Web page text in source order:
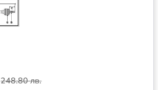
248.80 лв.